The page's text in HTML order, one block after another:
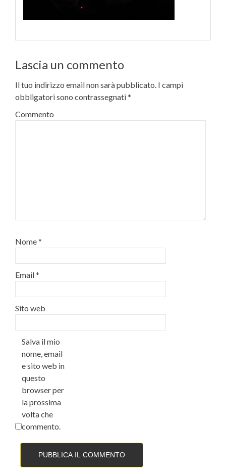
Lascia un commento
Il tuo indirizzo email non sarà pubblicato. I campi
obbligatori sono contrassegnati*
Commento
Nome*
Email*
Sito web
Salva il mio
nome, email
e sito web in
questo
browser per
la prossima
volta che
commento.